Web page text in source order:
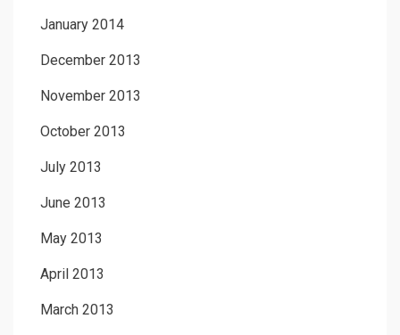
January 2014
December 2013
November 2013
October 2013
July 2013
June 2013
May 2013
April 2013
March 2013